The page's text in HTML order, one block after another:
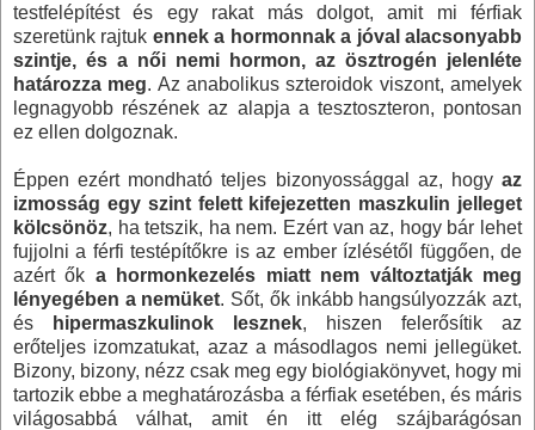
testfelépítést és egy rakat más dolgot, amit mi férfiak
szeretünk rajtuk ennek a hormonnak a jóval alacsonyabb
szintje, és a női nemi hormon, az ösztrogén jelenléte
határozza meg. Az anabolikus szteroidok viszont, amelyek
legnagyobb részének az alapja a tesztoszteron, pontosan
ez ellen dolgoznak.
Éppen ezért mondható teljes bizonyossággal az, hogy az
izmosság egy szint felett kifejezetten maszkulin jelleget
kölcsönöz, ha tetszik, ha nem. Ezért van az, hogy bár lehet
fujjolni a férfi testépítőkre is az ember ízlésétől függően, de
azért ők a hormonkezelés miatt nem változtatják meg
lényegében a nemüket. Sőt, ők inkább hangsúlyozzák azt,
és
hipermaszkulinok lesznek, hiszen felerősítik az
erőteljes izomzatukat, azaz a másodlagos nemi jellegüket.
Bizony, bizony, nézz csak meg egy biológiakönyvet, hogy mi
tartozik ebbe a meghatározásba a férfiak esetében, és máris
világosabbá válhat, amit én itt elég szájbarágósan